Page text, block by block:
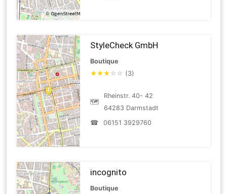
StyleCheck GmbH
Boutique
★★★ ☆ ☆ (3)
🗺
Rheinstr. 40- 42
64283 Darmstadt
☎
06151 3929760
incognito
Boutique